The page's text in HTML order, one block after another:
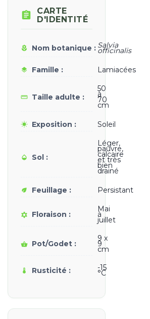

CARTE
D'IDENTITÉ
local_florist Nom botanique : Salvia
officinalis
layers Famille : Lamiacées
straighten Taille adulte :
50
à
70
cm
wb_sunny Exposition : Soleil
opacity Sol :
Léger,
pauvre,
calcaire
et très
bien
drainé
eco Feuillage : Persistant
filter_vintage Floraison :
Mai
à
juillet
shopping_basket Pot/Godet :
9 x
9
cm
thermostat Rusticité : -15
°C